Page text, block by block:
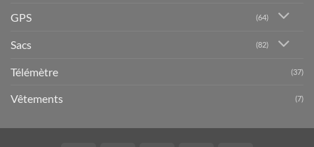
GPS (64)
Sacs (82)
Télémètre (37)
Vêtements (7)